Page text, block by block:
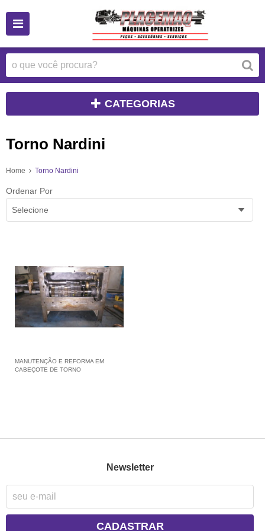
CATEGORIAS
Torno Nardini
Home Torno Nardini
Ordenar Por
Selecione
MANUTENÇÃO E REFORMA EM
CABEÇOTE DE TORNO
Newsletter
CADASTRAR